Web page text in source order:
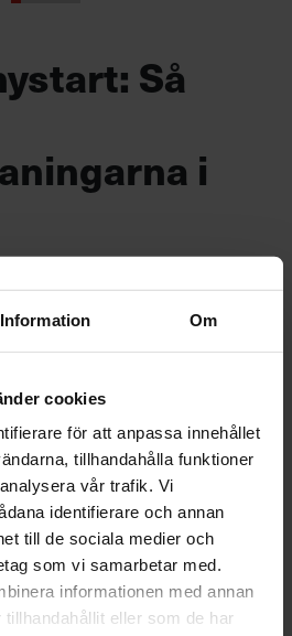
Information Om
cookies
för att anpassa innehållet
tillhandahålla funktioner
vår trafik. Vi
identifierare och annan
till de sociala medier och
som vi samarbetar med.
informationen med annan
eller som de har
Så
i
förvandlar höstens
stil.